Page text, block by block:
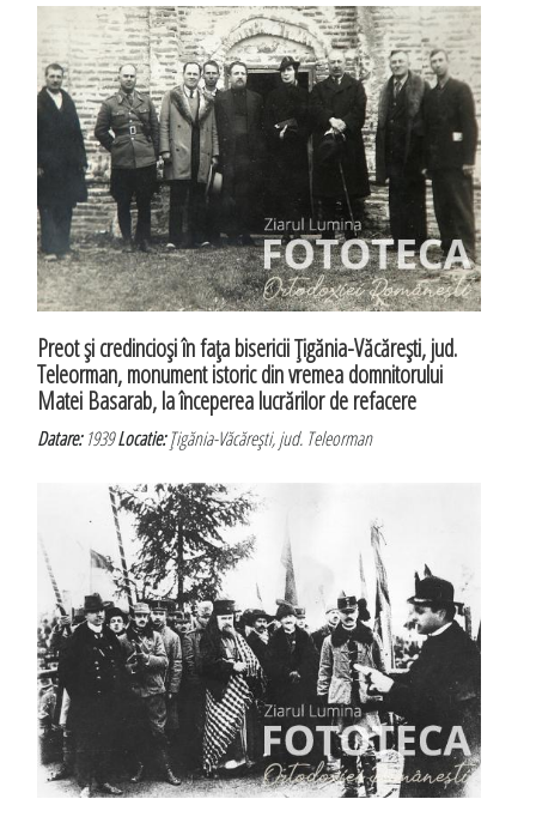
Preot şi credincioşi în faţa bisericii Ţigănia-Văcăreşti, jud.
Teleorman, monument istoric din vremea domnitorului
Matei Basarab, la începerea lucrărilor de refacere
Datare:1939Locatie:Ţigănia-Văcăreşti, jud. Teleorman